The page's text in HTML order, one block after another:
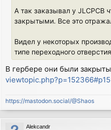
А так заказывал у JLCPCB
закрытыми. Все это
Видел у некоторых
типе переходного
В гербере они были
https://mastodon.social/@Shaos
Alekcandr